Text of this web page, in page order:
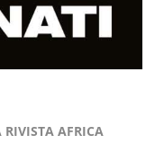
AFRICA